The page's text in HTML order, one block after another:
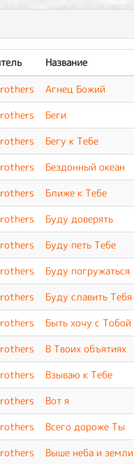
Название
Агнец Божий
Беги
Бегу к Тебе
Бездонный океан
Ближе к Тебе
Буду доверять
Буду петь Тебе
Буду погружаться
Буду славить Тебя
Быть хочу с Тобой
В Твоих объятиях
Взываю к Тебе
Вот я
Всего дороже Ты
Выше неба и земли